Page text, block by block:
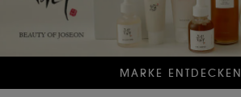
MARKE ENTDECKEN